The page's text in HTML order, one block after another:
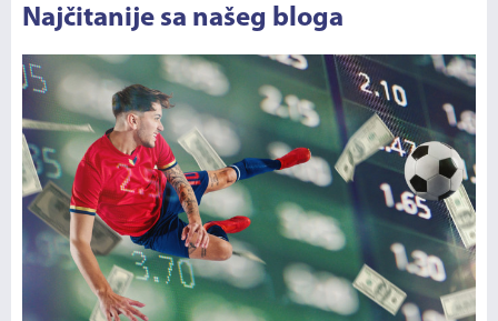
Najčitanije sa našeg bloga